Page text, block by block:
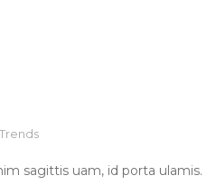
Trends
sagittis uam, id porta ulamis.